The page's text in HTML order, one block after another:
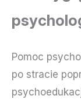
Pomoc
po stracie